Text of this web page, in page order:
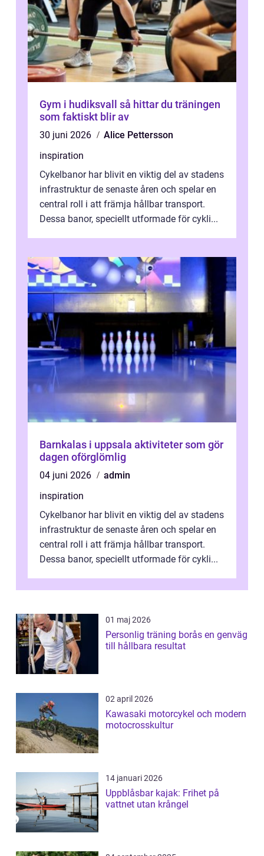
Gym i hudiksvall så hittar du träningen
som faktiskt blir av
30 juni 2026
Alice Pettersson
inspiration
Cykelbanor har blivit en viktig del av stadens
infrastruktur de senaste åren och spelar en
central roll i att främja hållbar transport.
Dessa banor, speciellt utformade för cykli...
Barnkalas i uppsala aktiviteter som gör
dagen oförglömlig
04 juni 2026
admin
inspiration
Cykelbanor har blivit en viktig del av stadens
infrastruktur de senaste åren och spelar en
central roll i att främja hållbar transport.
Dessa banor, speciellt utformade för cykli...
01 maj 2026
Personlig träning borås en genväg
till hållbara resultat
02 april 2026
Kawasaki motorcykel och modern
motocrosskultur
14 januari 2026
Uppblåsbar kajak: Frihet på
vattnet utan krångel